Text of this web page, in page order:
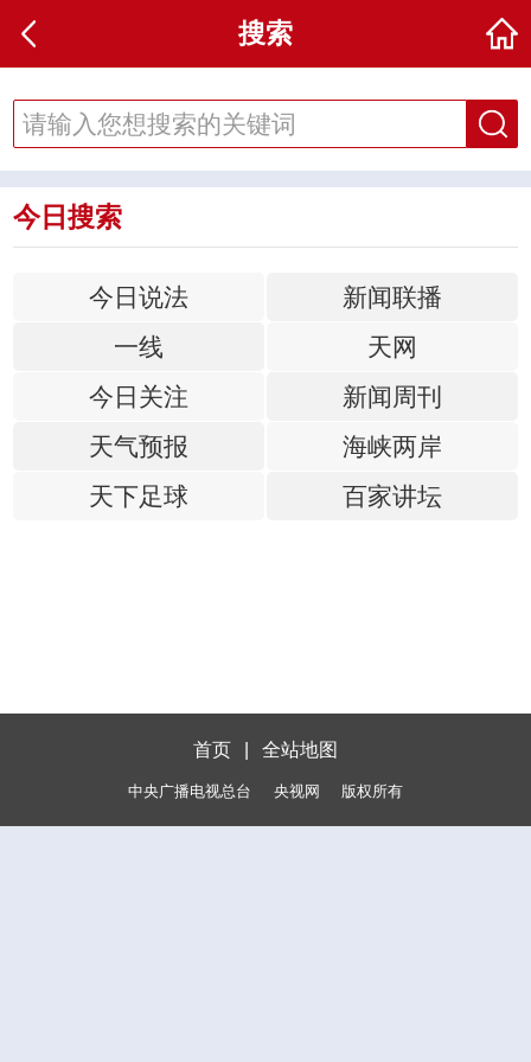
搜索
今日搜索
今日说法
新闻联播
一线
天网
今日关注
新闻周刊
天气预报
海峡两岸
天下足球
百家讲坛
首页 全站地图
中央广播电视总台 央视网 版权所有